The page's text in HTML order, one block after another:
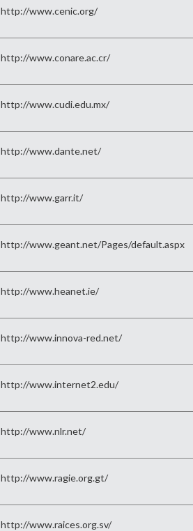
http://www.cenic.org/
http://www.conare.ac.cr/
http://www.cudi.edu.mx/
http://www.dante.net/
http://www.garr.it/
http://www.geant.net/Pages/default.aspx
http://www.heanet.ie/
http://www.innova-red.net/
http://www.internet2.edu/
http://www.nlr.net/
http://www.ragie.org.gt/
http://www.raices.org.sv/